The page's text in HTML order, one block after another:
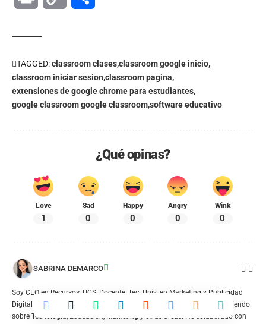
TAGGED:classroom clasesclassroom google inicio
classroom iniciar sesion classroom pagina
extensiones de google chrome para estudiantes
google classroom google classroomsoftware educativo
¿Qué opinas?
Love
1
Sad
0
Happy
0
Angry
0
Wink
0
SABRINA DEMARCO
Soy CEO en Recursos TICS, Docente, Tec. Univ. en Marketing y Publicidad
Digital, SEO SR y redactora con más de 10 años de experiencia escribiendo
sobre Tecnología, Educación, Marketing y otras áreas. He colaborado con